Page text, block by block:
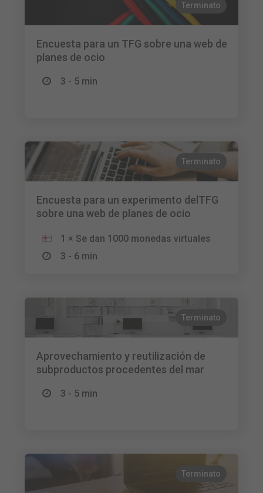
Terminato
Encuesta para un TFG sobre una web de
planes de ocio
3 - 5 min
Terminato
Encuesta para un experimento delTFG
sobre una web de planes de ocio
1 × Se dan 1000 monedas virtuales
3 - 6 min
Terminato
Aprovechamiento y reutilización de
subproductos procedentes del mar
3 - 5 min
Terminato